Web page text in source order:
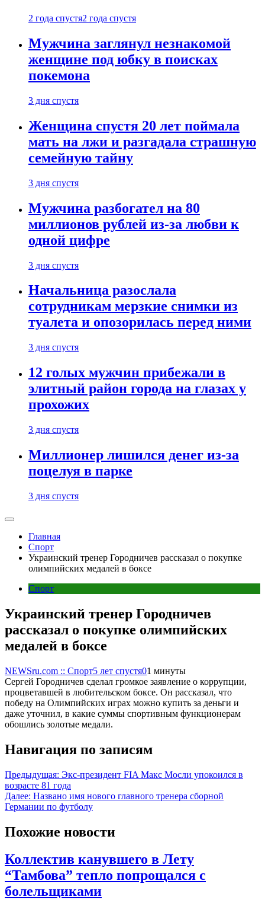
2 года спустя2 года спустя
Мужчина заглянул незнакомой
женщине под юбку в поисках
покемона
3 дня спустя
Женщина спустя 20 лет поймала
мать на лжи и разгадала страшную
семейную тайну
3 дня спустя
Мужчина разбогател на 80
миллионов рублей из-за любви к
одной цифре
3 дня спустя
Начальница разослала
сотрудникам мерзкие снимки из
туалета и опозорилась перед ними
3 дня спустя
12 голых мужчин прибежали в
элитный район города на глазах у
прохожих
3 дня спустя
Миллионер лишился денег из-за
поцелуя в парке
3 дня спустя
Главная
Спорт
Украинский тренер Городничев рассказал о покупке
олимпийских медалей в боксе
Спорт
Украинский тренер Городничев
рассказал о покупке олимпийских
медалей в боксе
NEWSru.com :: Спорт5 лет спустя01 минуты
Сергей Городничев сделал громкое заявление о коррупции,
процветавшей в любительском боксе. Он рассказал, что
победу на Олимпийских играх можно купить за деньги и
даже уточнил, в какие суммы спортивным функционерам
обошлись золотые медали.
Навигация по записям
Предыдущая: Экс-президент FIA Макс Мосли упокоился в
возрасте 81 года
Далее: Названо имя нового главного тренера сборной
Германии по футболу
Похожие новости
Коллектив канувшего в Лету
“Тамбова” тепло попрощался с
болельщиками